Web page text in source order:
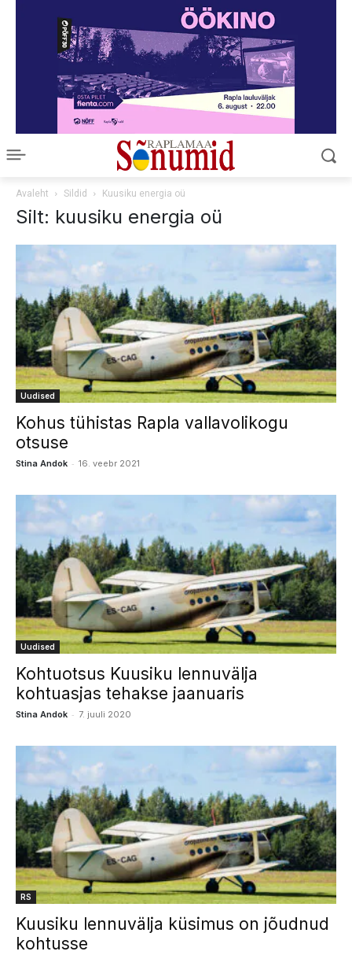
Avaleht Sildid Kuusiku energia oü
Silt: kuusiku energia oü
Uudised
Kohus tühistas Rapla vallavolikogu
otsuse
Stina Andok - 16. veebr 2021
Uudised
Kohtuotsus Kuusiku lennuvälja
kohtuasjas tehakse jaanuaris
Stina Andok - 7. juuli 2020
RS
Kuusiku lennuvälja küsimus on jõudnud
kohtusse